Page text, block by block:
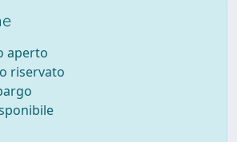
aperto
riservato